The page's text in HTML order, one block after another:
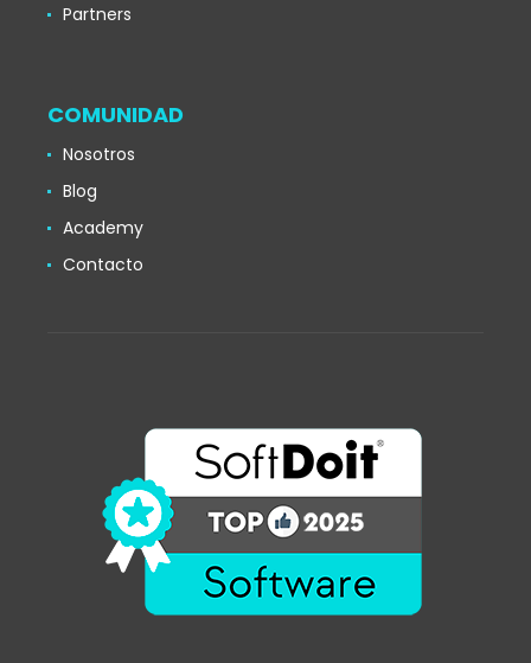
Partners
COMUNIDAD
Nosotros
Blog
Academy
Contacto